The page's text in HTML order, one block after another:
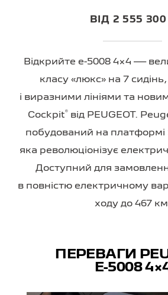
ВІД 2 555 300
Відкрийте e-5008 4×4 —
класу «люкс» на 7
і виразними лініями та
Cockpit® від PEUGEOT.
побудований на платформі
яка революціонізує
Доступний для
в повністю електричному
ходу до 467
ПЕРЕВАГИ
E-5008